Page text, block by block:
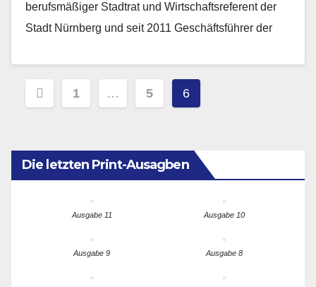
berufsmäßiger Stadtrat und Wirtschaftsreferent der
Stadt Nürnberg und seit 2011 Geschäftsführer der
Seitennummerierung
der
1 … 5 6
Die letzten Print-Ausagben
Ausgabe 11 Ausgabe 10
Ausgabe 9 Ausgabe 8